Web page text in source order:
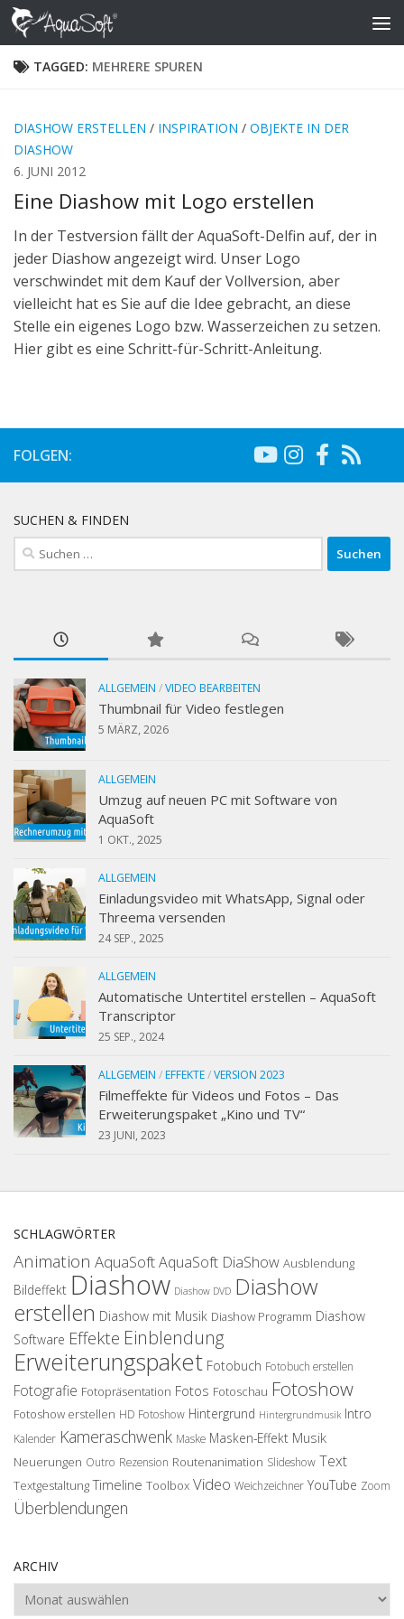
Skip to content
TAGGED: MEHRERE SPUREN
DIASHOW ERSTELLEN / INSPIRATION / OBJEKTE IN DER
DIASHOW
6. JUNI 2012
Eine Diashow mit Logo erstellen
In der Testversion fällt der AquaSoft-Delfin auf, der in
jeder Diashow angezeigt wird. Unser Logo
verschwindet mit dem Kauf der Vollversion, aber
vielleicht hat es Sie auf die Idee gebracht, an diese
Stelle ein eigenes Logo bzw. Wasserzeichen zu setzen.
Hier gibt es eine Schritt-für-Schritt-Anleitung.
FOLGEN:
SUCHEN & FINDEN
Suchen
nach:
ALLGEMEIN /VIDEO BEARBEITEN
Thumbnail für Video festlegen
5 MÄRZ, 2026
ALLGEMEIN
Umzug auf neuen PC mit Software von
AquaSoft
1 OKT., 2025
ALLGEMEIN
Einladungsvideo mit WhatsApp, Signal oder
Threema versenden
24 SEP., 2025
ALLGEMEIN
Automatische Untertitel erstellen – AquaSoft
Transcriptor
25 SEP., 2024
ALLGEMEIN / EFFEKTE/VERSION 2023
Filmeffekte für Videos und Fotos – Das
Erweiterungspaket „Kino und TV“
23 JUNI, 2023
SCHLAGWÖRTER
Animation AquaSoftAquaSoft DiaShow Ausblendung
Bildeffekt Diashow Diashow DVD Diashow
erstellen Diashow mit Musik Diashow Programm Diashow
Software Effekte Einblendung
Erweiterungspaket Fotobuch Fotobuch erstellen
Fotografie Fotopräsentation Fotos Fotoschau Fotoshow
Fotoshow erstellen HD Fotoshow Hintergrund Hintergrundmusik Intro
Kalender Kameraschwenk Maske Masken-Effekt Musik
Neuerungen Outro Rezension Routenanimation Slideshow Text
Textgestaltung Timeline Toolbox Video Weichzeichner YouTube Zoom
Überblendungen
ARCHIV
Archiv